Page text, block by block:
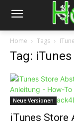
Home Tags
Tag: iTunes
Neue Versionen
iTunes Store